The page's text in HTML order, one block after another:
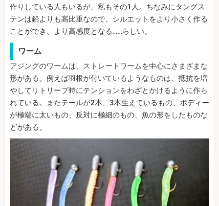
作りしている人もいるが、私もその1人。ちなみにタングス
テンは鉛よりも高比重なので、シルエットをより小さく作る
ことができ、より高感度となる……らしい。
ワーム
アジングのワームは、ストレートワームを中心にさまざまな
形がある。例えば羽根が付いているようなものは、抵抗を増
やしてリトリーブ時にテンションをわざとかけるように作ら
れている。またテールが2本、3本生えているもの、ボディー
が極端に太いもの、反対に極細のもの、魚の形をしたものな
どがある。